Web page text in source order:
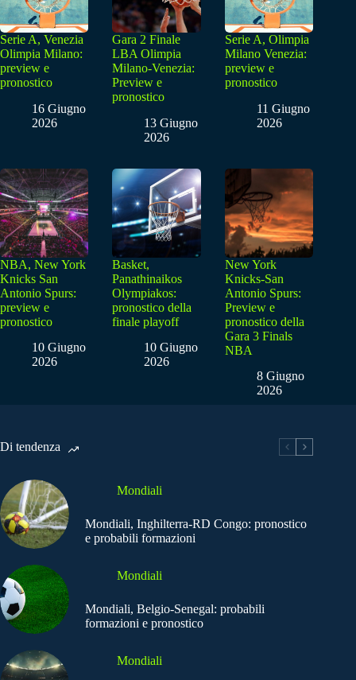
Serie A, Venezia
Olimpia Milano:
preview e
pronostico
16 Giugno
2026
Gara 2 Finale
LBA Olimpia
Milano-Venezia:
Preview e
pronostico
13 Giugno
2026
Serie A, Olimpia
Milano Venezia:
preview e
pronostico
11 Giugno
2026
NBA, New York
Knicks San
Antonio Spurs:
preview e
pronostico
10 Giugno
2026
Basket,
Panathinaikos
Olympiakos:
pronostico della
finale playoff
10 Giugno
2026
New York
Knicks-San
Antonio Spurs:
Preview e
pronostico della
Gara 3 Finals
NBA
8 Giugno
2026
Di tendenza
Mondiali
Mondiali, Inghilterra-RD Congo: pronostico
e probabili formazioni
Mondiali
Mondiali, Belgio-Senegal: probabili
formazioni e pronostico
Mondiali